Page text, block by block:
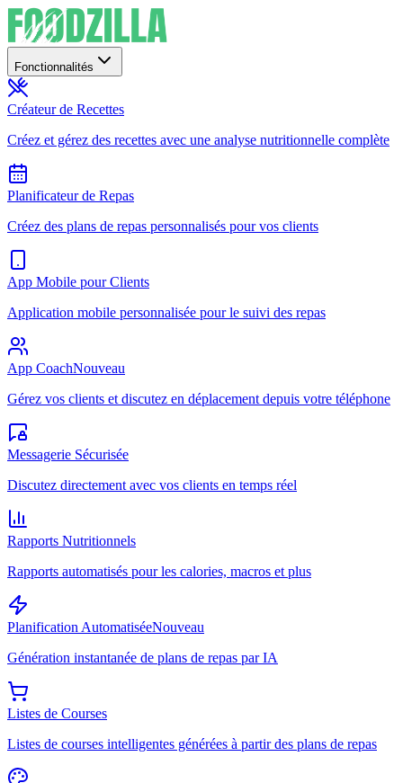
Fonctionnalités
Créateur de Recettes
Créez et gérez des recettes avec une analyse nutritionnelle complète
Planificateur de Repas
Créez des plans de repas personnalisés pour vos clients
App Mobile pour Clients
Application mobile personnalisée pour le suivi des repas
App CoachNouveau
Gérez vos clients et discutez en déplacement depuis votre téléphone
Messagerie Sécurisée
Discutez directement avec vos clients en temps réel
Rapports Nutritionnels
Rapports automatisés pour les calories, macros et plus
Planification AutomatiséeNouveau
Génération instantanée de plans de repas par IA
Listes de Courses
Listes de courses intelligentes générées à partir des plans de repas